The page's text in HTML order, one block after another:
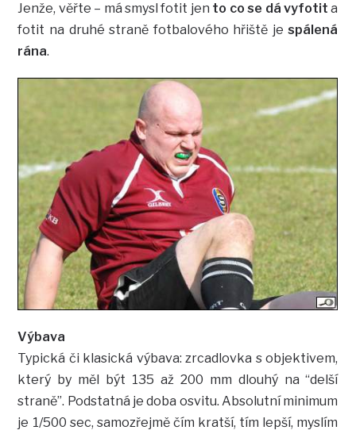
Jenže, věřte – má smysl fotit jen to co se dá vyfotit a
fotit na druhé straně fotbalového hřiště jespálená
rána.
Výbava
Typická či klasická výbava: zrcadlovka s objektivem,
který by měl být 135 až 200 mm dlouhý na “delší
straně”. Podstatná je doba osvitu. Absolutní minimum
je 1/500 sec, samozřejmě čím kratší, tím lepší, myslím